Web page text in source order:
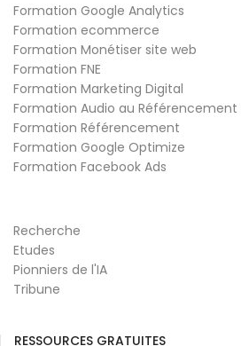
Formation Google Analytics
Formation ecommerce
Formation Monétiser site web
Formation FNE
Formation Marketing Digital
Formation Audio au Référencement
Formation Référencement
Formation Google Optimize
Formation Facebook Ads
Recherche
Etudes
Pionniers de l'IA
Tribune
RESSOURCES GRATUITES